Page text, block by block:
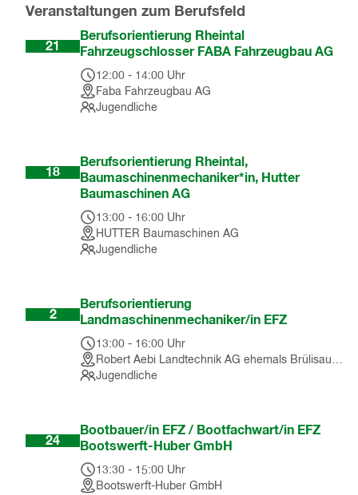
Veranstaltungen zum Berufsfeld
21
Berufsorientierung Rheintal
Fahrzeugschlosser FABA Fahrzeugbau AG
12:00 - 14:00 Uhr
Faba Fahrzeugbau AG
Jugendliche
18
Berufsorientierung Rheintal,
Baumaschinenmechaniker*in, Hutter
Baumaschinen AG
13:00 - 16:00 Uhr
HUTTER Baumaschinen AG
Jugendliche
2
Berufsorientierung
Landmaschinenmechaniker/in EFZ
13:00 - 16:00 Uhr
Jugendliche
24
Bootbauer/in EFZ / Bootfachwart/in EFZ
Bootswerft-Huber GmbH
13:30 - 15:00 Uhr
Bootswerft-Huber GmbH